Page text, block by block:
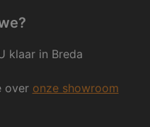
klaar in Breda
over onze showroom